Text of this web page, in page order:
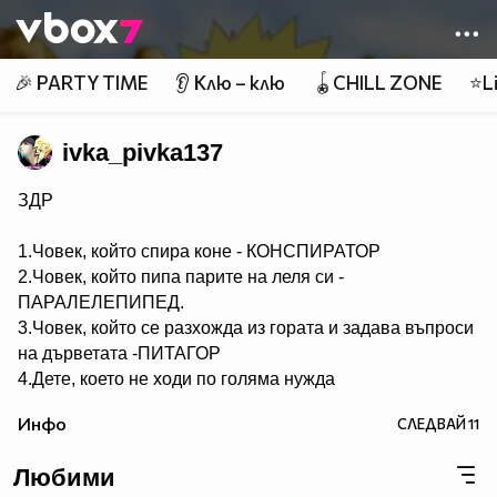
👾
🎉 PARTY TIME 👂 Клю – клю 🪀CHILL ZONE
ivka_pivka137
ЗДР
1.Човек, който спира коне - КОНСПИРАТОР
2.Човек, който пипа парите на леля си -
ПАРАЛЕЛЕПИПЕД.
3.Човек, който се разхожда из гората и задава въпроси
на дърветата -ПИТАГОР
4.Дете, което не ходи по голяма нужда
5.Хомосексуалист, който се изхожда по голяма нужда -
6.Човек, който ходи по голяма нужда по два пъти -
Инфо СЛЕДВАЙ11
Любими